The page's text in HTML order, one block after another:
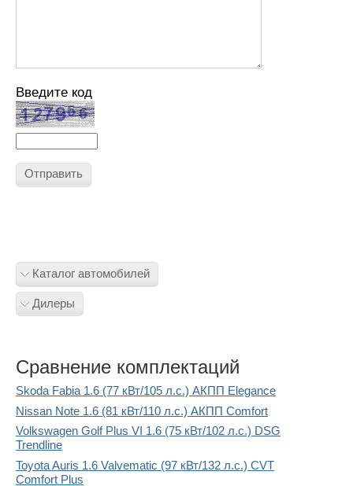
Введите код
Отправить
Каталог автомобилей
Дилеры
Сравнение комплектаций
Skoda Fabia 1.6 (77 кВт/105 л.с.) АКПП Elegance
Nissan Note 1.6 (81 кВт/110 л.с.) АКПП Comfort
Volkswagen Golf Plus VI 1.6 (75 кВт/102 л.с.) DSG
Trendline
Toyota Auris 1.6 Valvematic (97 кВт/132 л.с.) CVT
Comfort Plus